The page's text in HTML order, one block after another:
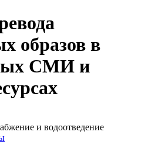
образов в
СМИ и
и водоотведение